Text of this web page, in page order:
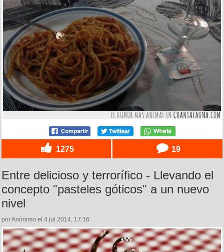
1275 19
Entre delicioso y terrorífico - Llevando el
concepto "pasteles góticos" a un nuevo
nivel
por Anónimo el 4 jul 2014, 17:16